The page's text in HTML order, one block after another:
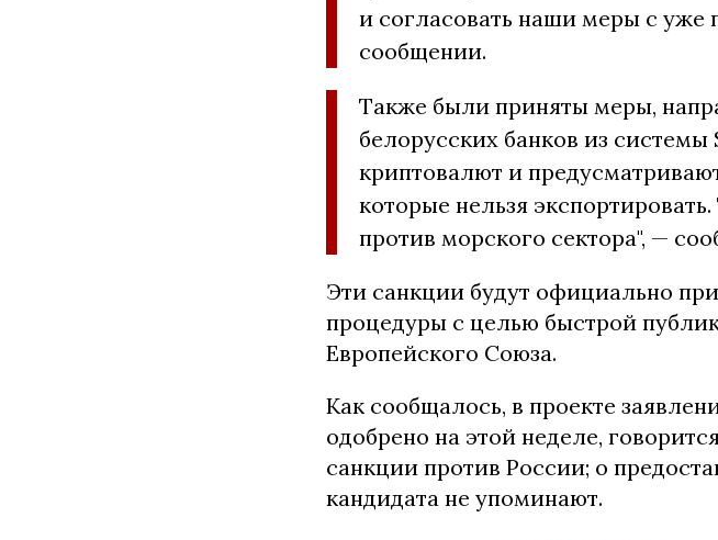
и согласовать наши меры с уже
сообщении.
Также были приняты меры,
белорусских банков из
криптовалют и
которые нельзя
против морского сектора", —
Эти санкции будут официально
процедуры с целью быстрой
Европейского Союза.
Как сообщалось, в проекте
одобрено на этой неделе,
санкции против России; о
кандидата не упоминают.